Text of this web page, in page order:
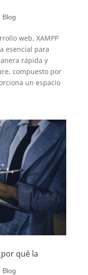
Blog
web, XAMPP
esencial para
rápida y
compuesto por
un espacio
qué la
Blog